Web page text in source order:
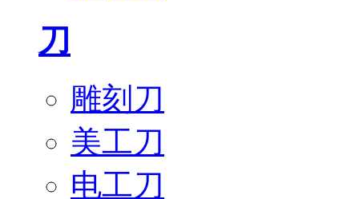
刀
雕刻刀
美工刀
电工刀